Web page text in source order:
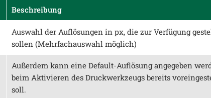
Beschreibung
Auswahl der Auflösungen in px, die zur Verfügung
sollen (Mehrfachauswahl möglich)
Außerdem kann eine Default-Auflösung angegeben
beim Aktivieren des Druckwerkzeugs bereits
soll.